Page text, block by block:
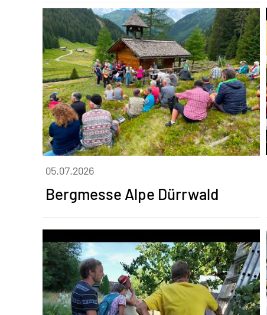
05.07.2026
Bergmesse Alpe Dürrwald